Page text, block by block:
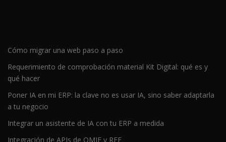
Cómo migrar una web paso a paso
Requerimiento de comprobación material Kit Digital: qué es y
qué hacer
Poner IA en mi ERP: la clave no es usar IA, sino saber adaptarla
a tu negocio
Integrar un asistente de IA con tu ERP a medida
Integración de APIs de OMIE y REE